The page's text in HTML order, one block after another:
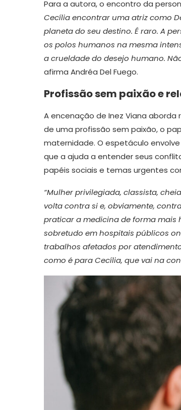
Para a autora, o encontro da
Cecília encontrar uma atriz como
planeta do seu destino. É raro. A
os polos humanos na mesma
a crueldade do desejo humano.
afirma Andréa Del Fuego.
Profissão sem paixão e
A encenação de Inez Viana
de uma profissão sem paixão, o
maternidade. O espetáculo
que a ajuda a entender seus
papéis sociais e temas urgentes
“Mulher privilegiada, classista,
volta contra si e, obviamente,
praticar a medicina de forma mais
sobretudo em hospitais públicos
trabalhos afetados por
como é para Cecília, que vai na